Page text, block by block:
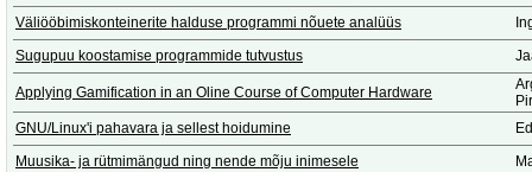
Väliööbimiskonteinerite halduse programmi nõuete analüüs
Sugupuu koostamise programmide tutvustus
Applying Gamification in an Oline Course of Computer Hardware
GNU/Linux'i pahavara ja sellest hoidumine
Muusika- ja rütmimängud ning nende mõju inimesele